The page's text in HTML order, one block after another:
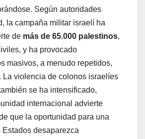
Según autoridades
la campaña militar israelí ha
de más de 65.000 palestinos,
y ha provocado
masivos, a menudo repetidos,
La violencia de colonos israelíes
se ha intensificado,
internacional advierte
que la oportunidad para una
desaparezca